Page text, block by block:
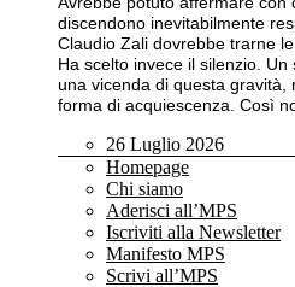
discendono inevitabilmente
Claudio Zali dovrebbe trarne
Ha scelto invece il silenzio.
una vicenda di questa gravità,
forma di acquiescenza. Così
26 Luglio 2026
Homepage
Chi siamo
Aderisci all’MPS
Iscriviti alla Newsletter
Manifesto MPS
Scrivi all’MPS